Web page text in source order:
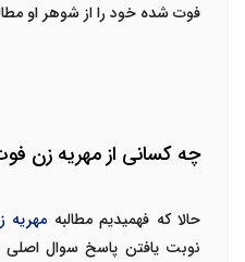
فوت شده خود را از شوهر او
چه کسانی از مهریه زن
حالا که فهمیدیم مطالبه
نوبت یافتن پاسخ سوال اصلی